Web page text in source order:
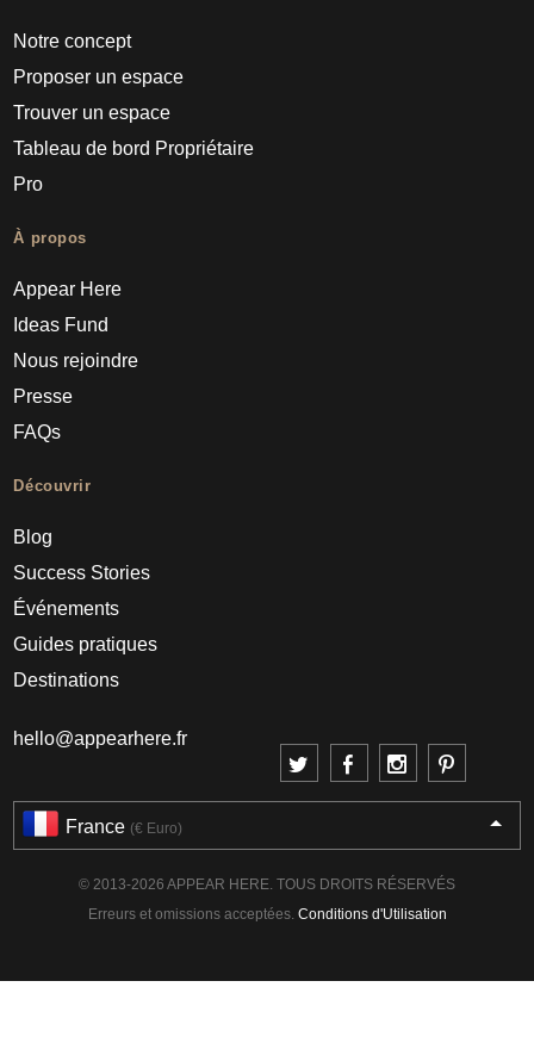
Notre concept
Proposer un espace
Trouver un espace
Tableau de bord Propriétaire
Pro
À propos
Appear Here
Ideas Fund
Nous rejoindre
Presse
FAQs
Découvrir
Blog
Success Stories
Événements
Guides pratiques
Destinations
hello@appearhere.fr
France (€ Euro)
© 2013-2026 APPEAR HERE. TOUS DROITS RÉSERVÉS
Erreurs et omissions acceptées. Conditions d'Utilisation